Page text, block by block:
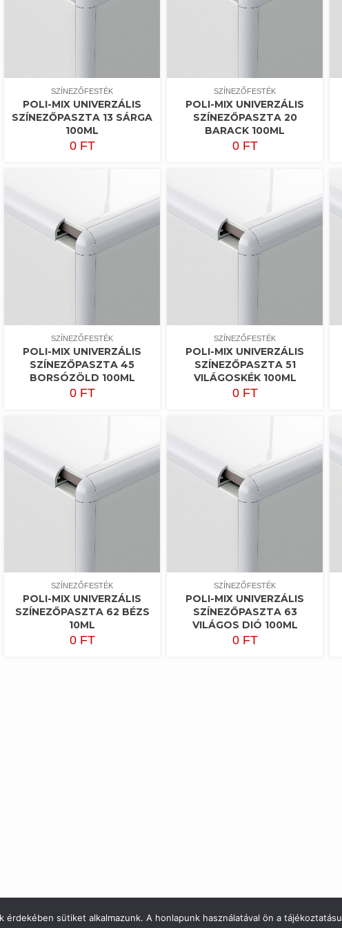
SZÍNEZŐFESTÉK
POLI-MIX UNIVERZÁLIS
SZÍNEZŐPASZTA 13 SÁRGA
100ML
0 FT
SZÍNEZŐFESTÉK
POLI-MIX UNIVERZÁLIS
SZÍNEZŐPASZTA 20
BARACK 100ML
0 FT
SZÍNEZŐFESTÉK
POLI-MIX UNIVERZÁLIS
SZÍNEZŐPASZTA 45
BORSÓZÖLD 100ML
0 FT
SZÍNEZŐFESTÉK
POLI-MIX UNIVERZÁLIS
SZÍNEZŐPASZTA 51
VILÁGOSKÉK 100ML
0 FT
SZÍNEZŐFESTÉK
POLI-MIX UNIVERZÁLIS
SZÍNEZŐPASZTA 62 BÉZS
10ML
0 FT
SZÍNEZŐFESTÉK
POLI-MIX UNIVERZÁLIS
SZÍNEZŐPASZTA 63
VILÁGOS DIÓ 100ML
0 FT
© All rights reserved.|Shopicalby AF themes.
sütiket alkalmazunk. A honlapunk használatával ön a